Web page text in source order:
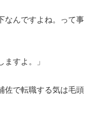
なんですよね。って事
ますよ。」
佐で転職する気は毛頭